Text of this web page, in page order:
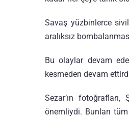
Savaş yüzbinlerce
aralıksız
Bu olaylar devam
kesmeden devam
Sezar’ın
önemliydi. Bunları